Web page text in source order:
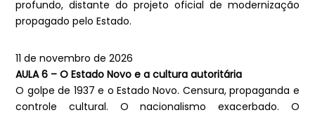
profundo, distante do projeto oficial de modernização
propagado pelo Estado.
11 de novembro de 2026
AULA 6 – O Estado Novo e a cultura autoritária
O golpe de 1937 e o Estado Novo. Censura, propaganda e
controle cultural. O nacionalismo exacerbado. O